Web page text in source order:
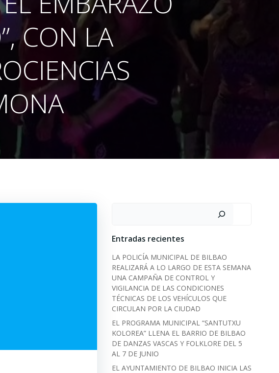
CON LA
Entradas recientes
LA POLICÍA MUNICIPAL DE BILBAO
REALIZARÁ A LO LARGO DE ESTA SEMANA
UNA CAMPAÑA DE CONTROL Y
VIGILANCIA DE LAS CONDICIONES
TÉCNICAS DE LOS VEHÍCULOS QUE
CIRCULAN POR LA CIUDAD
EL PROGRAMA MUNICIPAL “SANTUTXU
KOLOREA” LLENA EL BARRIO DE BILBAO
DE DANZAS VASCAS Y FOLKLORE DEL 5
AL 7 DE JUNIO
EL AYUNTAMIENTO DE BILBAO INICIA LAS